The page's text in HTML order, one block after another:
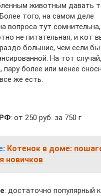
животным давать
того, на самом деле
вопроса тут
не питательная, и кот
большие, чем если
На тот
пару более или менее
же есть.
: от 250 руб. за 750 г
Котенок в доме:
новичков
: достаточно популярный